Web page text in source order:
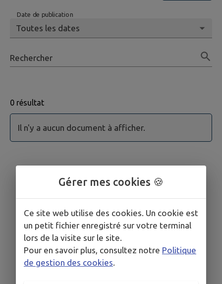
Date de publication
Rechercher
0 résultat
Il n'y a aucun document à afficher.
Gérer mes cookies 🍪
Ce site web utilise des cookies. Un cookie est
un petit fichier enregistré sur votre terminal
lors de la visite sur le site.
Pour en savoir plus, consultez notre Politique
de gestion des cookies.